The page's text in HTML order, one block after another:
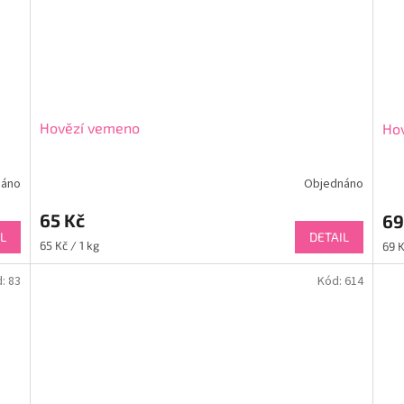
Hovězí vemeno
Objednáno
65 Kč
Měrná
65 Kč / 1 kg
DETAIL
69
83 Kód: 614